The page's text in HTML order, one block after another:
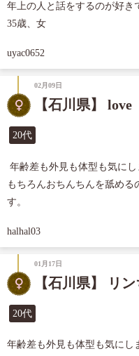
年上の人と話をするのが好き
35歳、女
uyac0652
02月09日
【石川県】 love
20代
もちろんおちんちんを舐める
す。
halhal03
01月17日
【石川県】 リ
20代
年齢差も外見も体型も気にし